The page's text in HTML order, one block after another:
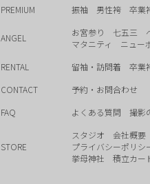
PREMIUM 振袖 男性袴 卒業
ANGEL お宮参り 七五三
マタニティ
ニュー
RENTAL
留袖・訪問着 卒業
CONTACT
予約・お問合わせ
FAQ
よくある質問 撮影
STORE
スタジオ 会社概要
プライバシーポリシ
挙母神社
積立カー